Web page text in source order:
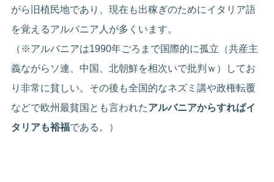
がら旧植民地であり、現在も出稼ぎのためにイタリア語
を覚えるアルバニア人が多くいます。
（※アルバニアは1990年ごろまで国際的に孤立（共産主
義ながらソ連、中国、北朝鮮を相次いで批判ｗ）してお
り非常に貧しい。その後も全国的なネズミ講や政権転覆
などで欧州最貧国とも言われたアルバニアからすればイ
タリアも裕福である。）